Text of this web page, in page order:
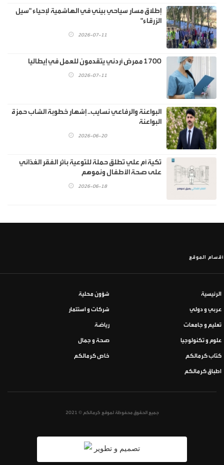
إطلاق مسار سياحي بيئي في الهاشمية لإحياء "سيل
الزرقاء"
2026-07-11
1700 ممرض أردني يتقدمون للعمل في إيطاليا
2026-07-11
البواعنة والرفاعي نسايب.. إشهار خطوبة الشاب حمزة
البواعنة
2026-06-20
تكية أم علي تطلق حملة للتوعية بأثر الفقر الغذائي
على صحة الأطفال ونموهم
2026-06-18
أقسام الموقع
الرئيسية شؤون محلية
عربي و دولي شركات و استثمار
تعليم و جامعات رياضة
علوم و تكنولوجيا صحة و جمال
كتاب كرمالكم خاص كرمالكم
اطباق كرمالكم
جميع الحقوق محفوظة لموقع كرمالكم © 2021
تصميم و تطوير